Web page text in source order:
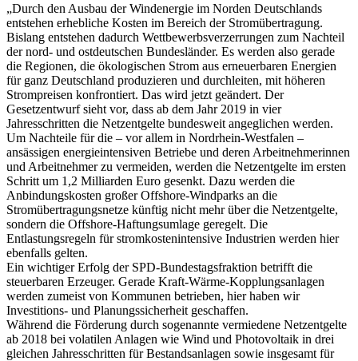
„Durch den Ausbau der Windenergie im Norden Deutschlands
entstehen erhebliche Kosten im Bereich der Stromübertragung.
Bislang entstehen dadurch Wettbewerbsverzerrungen zum Nachteil
der nord- und ostdeutschen Bundesländer. Es werden also gerade
die Regionen, die ökologischen Strom aus erneuerbaren Energien
für ganz Deutschland produzieren und durchleiten, mit höheren
Strompreisen konfrontiert. Das wird jetzt geändert. Der
Gesetzentwurf sieht vor, dass ab dem Jahr 2019 in vier
Jahresschritten die Netzentgelte bundesweit angeglichen werden.
Um Nachteile für die – vor allem in Nordrhein-Westfalen –
ansässigen energieintensiven Betriebe und deren Arbeitnehmerinnen
und Arbeitnehmer zu vermeiden, werden die Netzentgelte im ersten
Schritt um 1,2 Milliarden Euro gesenkt. Dazu werden die
Anbindungskosten großer Offshore-Windparks an die
Stromübertragungsnetze künftig nicht mehr über die Netzentgelte,
sondern die Offshore-Haftungsumlage geregelt. Die
Entlastungsregeln für stromkostenintensive Industrien werden hier
ebenfalls gelten.
Ein wichtiger Erfolg der SPD-Bundestagsfraktion betrifft die
steuerbaren Erzeuger. Gerade Kraft-Wärme-Kopplungsanlagen
werden zumeist von Kommunen betrieben, hier haben wir
Investitions- und Planungssicherheit geschaffen.
Während die Förderung durch sogenannte vermiedene Netzentgelte
ab 2018 bei volatilen Anlagen wie Wind und Photovoltaik in drei
gleichen Jahresschritten für Bestandsanlagen sowie insgesamt für